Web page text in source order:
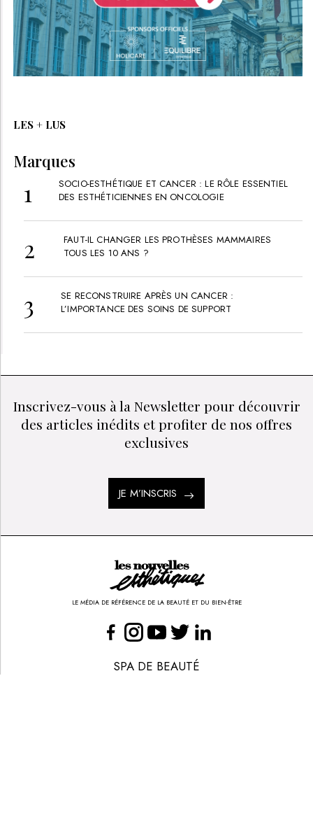
LES + LUS
Marques
SOCIO-ESTHÉTIQUE ET CANCER : LE RÔLE ESSENTIEL
DES ESTHÉTICIENNES EN ONCOLOGIE
FAUT-IL CHANGER LES PROTHÈSES MAMMAIRES
TOUS LES 10 ANS ?
SE RECONSTRUIRE APRÈS UN CANCER :
L’IMPORTANCE DES SOINS DE SUPPORT
Inscrivez-vous à la Newsletter pour découvrir
des articles inédits et profiter de nos offres
exclusives
JE M’INSCRIS
LE MÉDIA DE RÉFÉRENCE DE LA BEAUTÉ ET DU BIEN-ÊTRE
SPA DE BEAUTÉ